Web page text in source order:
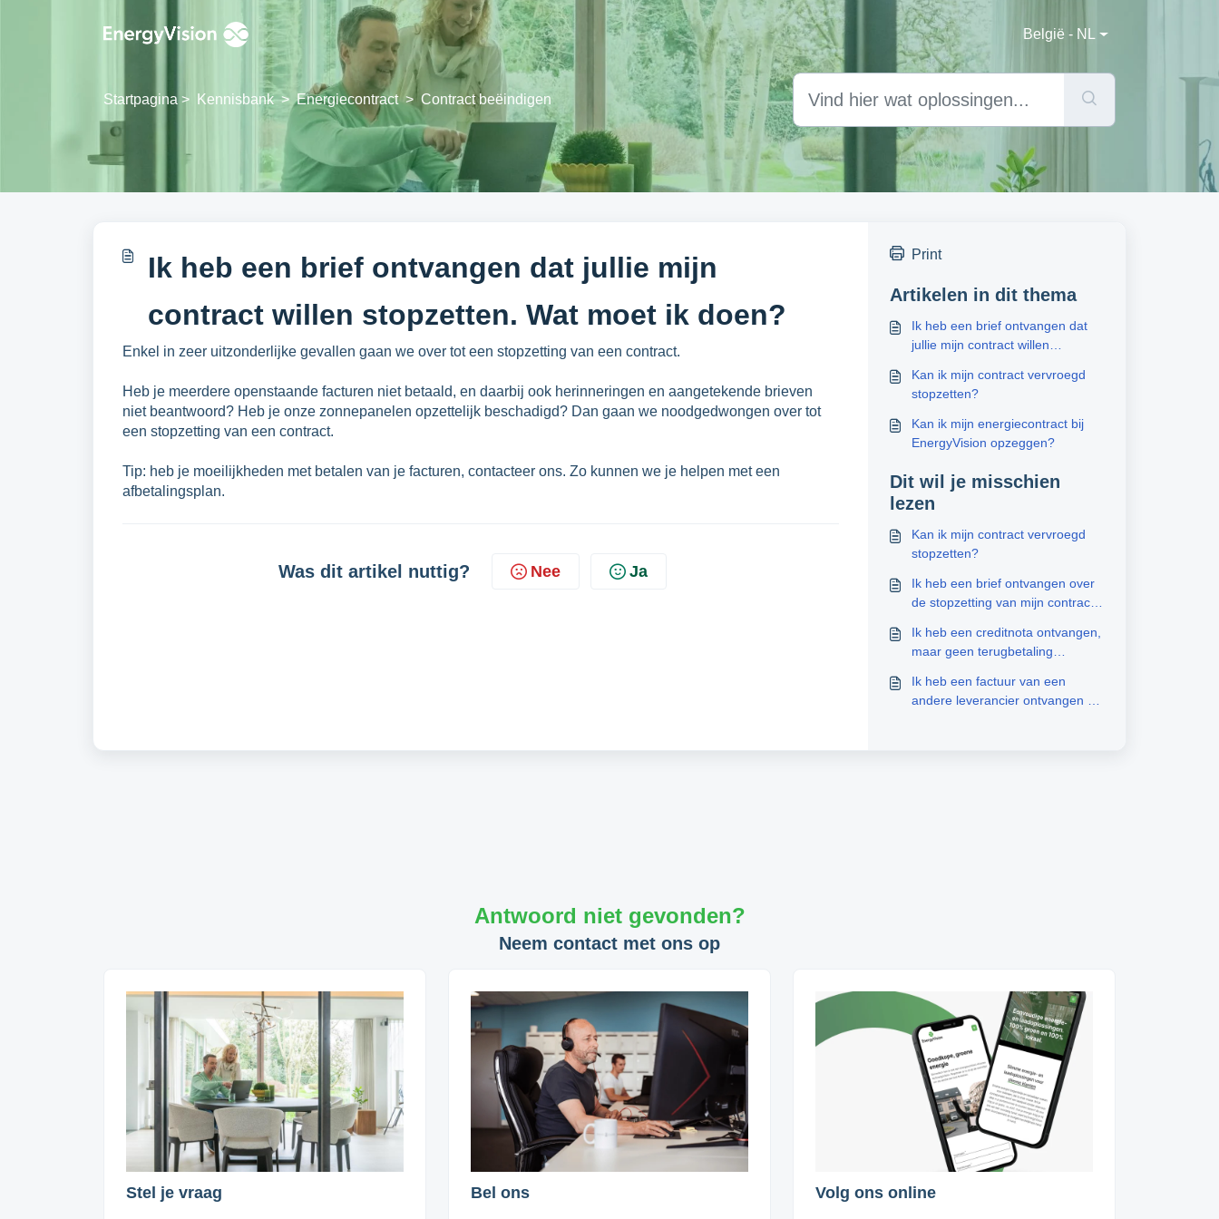
Doorgaan naar hoofdinhoud
België - NL
Startpagina > Kennisbank > Energiecontract > Contract beëindigen
Ik heb een brief ontvangen dat jullie mijn
contract willen stopzetten. Wat moet ik doen?
Enkel in zeer uitzonderlijke gevallen gaan we over tot een stopzetting van een contract.
Heb je meerdere openstaande facturen niet betaald, en daarbij ook herinneringen en aangetekende brieven
niet beantwoord? Heb je onze zonnepanelen opzettelijk beschadigd? Dan gaan we noodgedwongen over tot
een stopzetting van een contract.
Tip: heb je moeilijkheden met betalen van je facturen, contacteer ons. Zo kunnen we je helpen met een
afbetalingsplan.
Was dit artikel nuttig? Nee Ja
Print
Artikelen in dit thema
Ik heb een brief ontvangen dat
jullie mijn contract willen
Kan ik mijn contract vervroegd
stopzetten?
Kan ik mijn energiecontract bij
EnergyVision opzeggen?
Dit wil je misschien
lezen
Kan ik mijn contract vervroegd
stopzetten?
Ik heb een brief ontvangen over
de stopzetting van mijn contract.
Ik heb een creditnota ontvangen,
maar geen terugbetaling
Ik heb een factuur van een
andere leverancier ontvangen op
Antwoord niet gevonden?
Neem contact met ons op
Stel je vraag Bel ons Volg ons online